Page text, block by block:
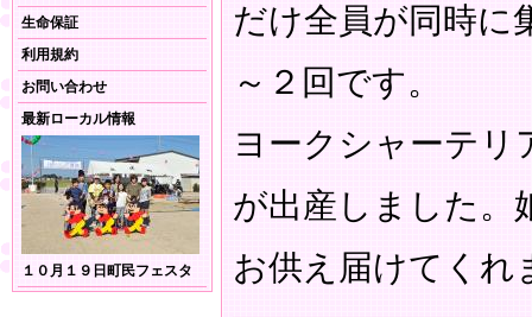
生命保証
利用規約
お問い合わせ
最新ローカル情報
１０月１９日町民フェスタ
だけ全員が同時に
～２回です。
ヨークシャーテ
が出産しました。
お供え届けてくれ